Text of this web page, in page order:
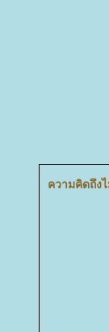
ความคิดถึง